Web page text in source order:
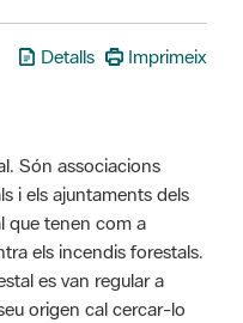
Detalls Imprimeix
Són associacions
i els ajuntaments dels
que tenen com a
els incendis forestals.
es van regular a
origen cal cercar-lo